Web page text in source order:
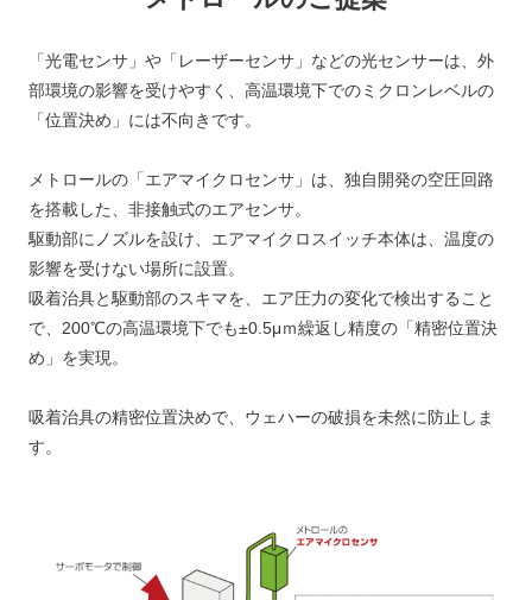
「光電センサ」や「レーザーセンサ」などの光センサーは、外
部環境の影響を受けやすく、高温環境下でのミクロンレベルの
「位置決め」には不向きです。
メトロールの「エアマイクロセンサ」は、独自開発の空圧回路
を搭載した、非接触式のエアセンサ。
駆動部にノズルを設け、エアマイクロスイッチ本体は、温度の
影響を受けない場所に設置。
吸着治具と駆動部のスキマを、エア圧力の変化で検出すること
で、200℃の高温環境下でも±0.5μｍ繰返し精度の「精密位置決
め」を実現。
吸着治具の精密位置決めで、ウェハーの破損を未然に防止しま
す。